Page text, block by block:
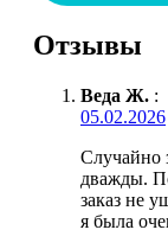
Отзывы
Веда Ж. :
05.02.2026
Случайно
дважды.
заказ не
я была